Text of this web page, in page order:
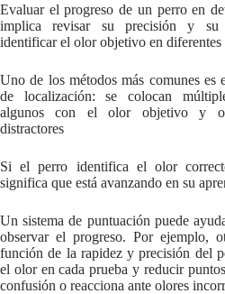
Evaluar el progreso de un perro en
implica revisar su precisión y su
identificar el olor objetivo en diferentes
Uno de los métodos más comunes es
de localización: se colocan
algunos con el olor objetivo y
distractores
Si el perro identifica el olor
significa que está avanzando en su
Un sistema de puntuación puede
observar el progreso. Por ejemplo,
función de la rapidez y precisión del
el olor en cada prueba y reducir
confusión o reacciona ante olores